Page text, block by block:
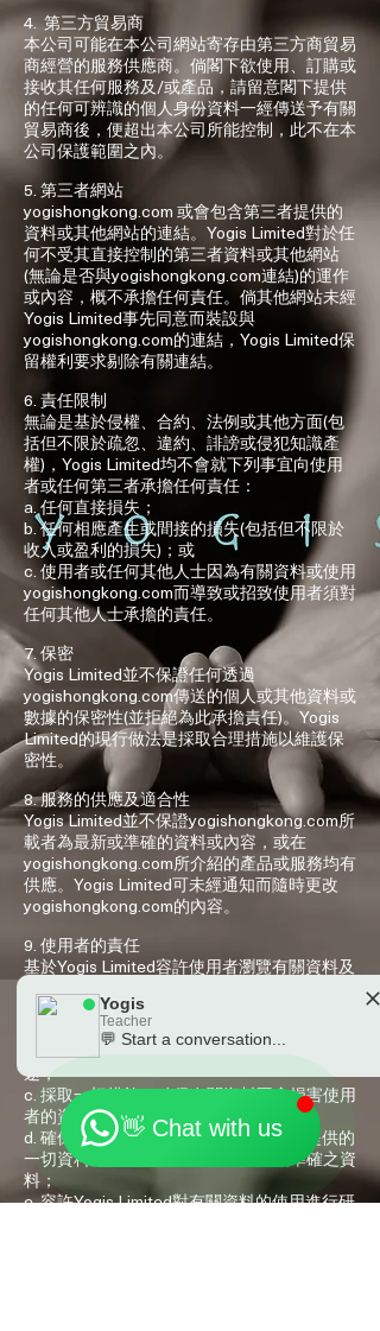
4. 第三方貿易商
本公司可能在本公司網站寄存由第三方商貿易
商經營的服務供應商。倘閣下欲使用、訂購或
接收其任何服務及/或產品，請留意閣下提供
的任何可辨識的個人身份資料一經傳送予有關
貿易商後，便超出本公司所能控制，此不在本
公司保護範圍之內。
5. 第三者網站
yogishongkong.com 或會包含第三者提供的
資料或其他網站的連結。Yogis Limited對於任
何不受其直接控制的第三者資料或其他網站
(無論是否與yogishongkong.com連結)的運作
或內容，概不承擔任何責任。倘其他網站未經
Yogis Limited事先同意而裝設與
yogishongkong.com的連結，Yogis Limited保
留權利要求剔除有關連結。
6. 責任限制
無論是基於侵權、合約、法例或其他方面(包
括但不限於疏忽、違約、誹謗或侵犯知識產
權)，Yogis Limited均不會就下列事宜向使用
者或任何第三者承擔任何責任：
a. 任何直接損失；
b. 任何相應產生或間接的損失(包括但不限於
收入或盈利的損失)；或
c. 使用者或任何其他人士因為有關資料或使用
yogishongkong.com而導致或招致使用者須對
任何其他人士承擔的責任。
7. 保密
Yogis Limited並不保證任何透過
yogishongkong.com傳送的個人或其他資料或
數據的保密性(並拒絕為此承擔責任)。Yogis
Limited的現行做法是採取合理措施以維護保
密性。
8. 服務的供應及適合性
Yogis Limited並不保證yogishongkong.com所
載者為最新或準確的資料或內容，或在
yogishongkong.com所介紹的產品或服務均有
供應。Yogis Limited可未經通知而隨時更改
yogishongkong.com的內容。
9. 使用者的責任
基於Yogis Limited容許使用者瀏覽有關資料及
／或使用yogishongkong.com，使用者承諾：
a. 不會進行或容許進行任何侵犯版權的活動；
b. 不會利用有關資料或yogishongkong.com之
使用權，作任何非法、不當、淫褻或誹謗的用
途；
c. 採取一切措施，確保有關資料不會損害使用
者的資料或系統；
d. 確保閣下向Yogis Limited個人護理店提供的
一切資料，均為閣下深知屬於真實及準確之資
料；
e. 容許Yogis Limited對有關資料的使用進行研
👋 Chat with us
Yogis
Teacher
💬 Start a conversation...